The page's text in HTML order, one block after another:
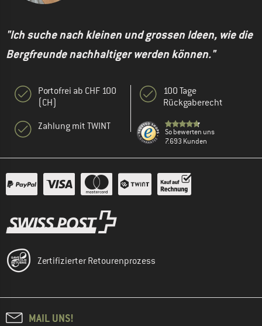
"Ich suche nach kleinen und grossen Ideen, wie die
Bergfreunde nachhaltiger werden können."
Portofrei ab CHF 100
(CH)
Zahlung mit TWINT
100 Tage
Rückgaberecht
So bewerten uns
7.693 Kunden
Zertifizierter Retourenprozess
MAIL UNS!